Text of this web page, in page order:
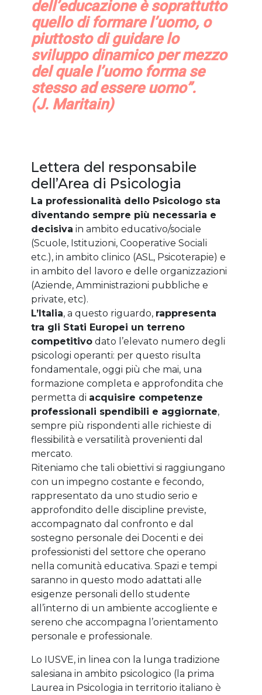
dell’educazione è soprattutto
quello di formare l’uomo, o
piuttosto di guidare lo
sviluppo dinamico per mezzo
del quale l’uomo forma se
stesso ad essere uomo”.
(J. Maritain)
Lettera del responsabile
dell’Area di Psicologia
La professionalità dello Psicologo sta
diventando sempre più necessaria e
decisiva in ambito educativo/sociale
(Scuole, Istituzioni, Cooperative Sociali
etc.), in ambito clinico (ASL, Psicoterapie) e
in ambito del lavoro e delle organizzazioni
(Aziende, Amministrazioni pubbliche e
private, etc).
L’Italia, a questo riguardo, rappresenta
tra gli Stati Europei un terreno
competitivodato l’elevato numero degli
psicologi operanti: per questo risulta
fondamentale, oggi più che mai, una
formazione completa e approfondita che
permetta di acquisire competenze
professionali spendibili e aggiornate,
sempre più rispondenti alle richieste di
flessibilità e versatilità provenienti dal
mercato.
Riteniamo che tali obiettivi si raggiungano
con un impegno costante e fecondo,
rappresentato da uno studio serio e
approfondito delle discipline previste,
accompagnato dal confronto e dal
sostegno personale dei Docenti e dei
professionisti del settore che operano
nella comunità educativa. Spazi e tempi
saranno in questo modo adattati alle
esigenze personali dello studente
all’interno di un ambiente accogliente e
sereno che accompagna l’orientamento
personale e professionale.
Lo IUSVE, in linea con la lunga tradizione
salesiana in ambito psicologico (la prima
Laurea in Psicologia in territorio italiano è